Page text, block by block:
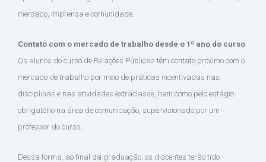
mercado, imprensa e comunidade.
Contato com o mercado de trabalho desde o 1º ano do curso
Os alunos do curso de Relações Públicas têm contato próximo com o
mercado de trabalho por meio de práticas incentivadas nas
disciplinas e nas atividades extraclasse, bem como pelo estágio
obrigatório na área de comunicação, supervisionado por um
professor do curso.
Dessa forma, ao final da graduação, os discentes terão tido